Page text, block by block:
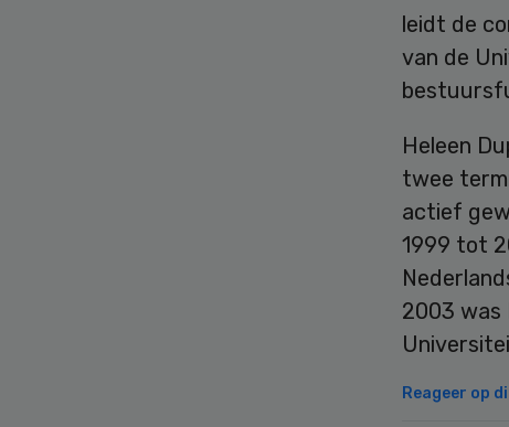
leidt de
van de
Heleen
twee
actief
1999 tot
2003 was
Reageer op